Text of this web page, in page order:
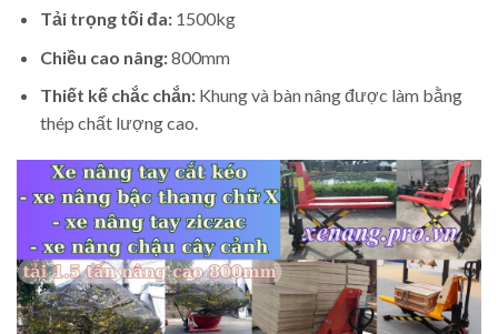
Tải trọng tối đa:1500kg
Chiều cao nâng:800mm
Thiết kế chắc chắn:Khung và bàn nâng được làm bằng
thép chất lượng cao.